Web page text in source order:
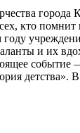
города
кто
и их
детства». В